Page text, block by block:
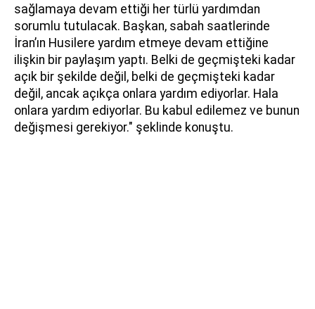
sağlamaya devam ettiği her türlü yardımdan
sorumlu tutulacak. Başkan, sabah saatlerinde
İran’ın Husilere yardım etmeye devam ettiğine
ilişkin bir paylaşım yaptı. Belki de geçmişteki kadar
açık bir şekilde değil, belki de geçmişteki kadar
değil, ancak açıkça onlara yardım ediyorlar. Hala
onlara yardım ediyorlar. Bu kabul edilemez ve bunun
değişmesi gerekiyor." şeklinde konuştu.